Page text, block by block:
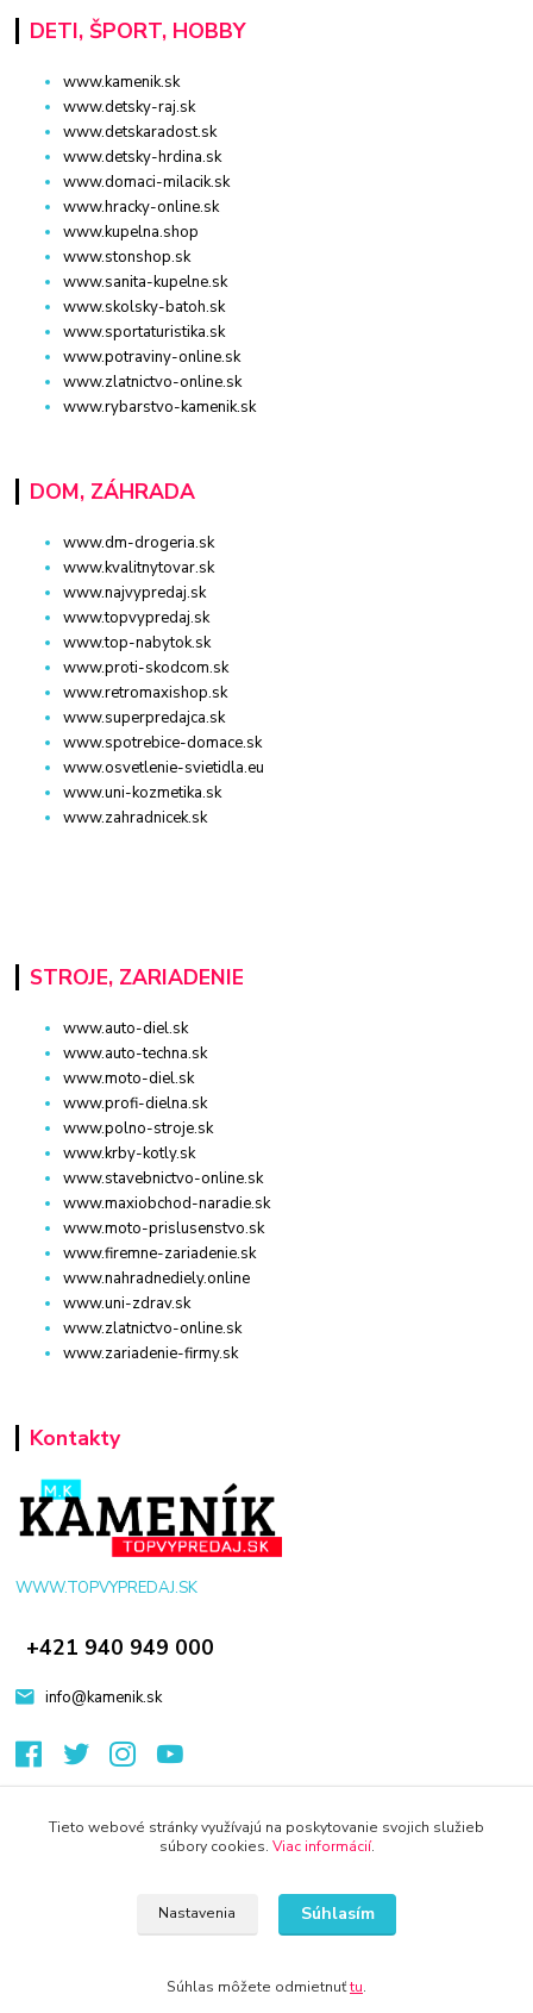
DETI, ŠPORT, HOBBY
www.kamenik.sk
www.detsky-raj.sk
www.detskaradost.sk
www.detsky-hrdina.sk
www.domaci-milacik.sk
www.hracky-online.sk
www.kupelna.shop
www.stonshop.sk
www.sanita-kupelne.sk
www.skolsky-batoh.sk
www.sportaturistika.sk
www.potraviny-online.sk
www.zlatnictvo-online.sk
www.rybarstvo-kamenik.sk
DOM, ZÁHRADA
www.dm-drogeria.sk
www.kvalitnytovar.sk
www.najvypredaj.sk
www.topvypredaj.sk
www.top-nabytok.sk
www.proti-skodcom.sk
www.retromaxishop.sk
www.superpredajca.sk
www.spotrebice-domace.sk
www.osvetlenie-svietidla.eu
www.uni-kozmetika.sk
www.zahradnicek.sk
STROJE, ZARIADENIE
www.auto-diel.sk
www.auto-techna.sk
www.moto-diel.sk
www.profi-dielna.sk
www.polno-stroje.sk
www.krby-kotly.sk
www.stavebnictvo-online.sk
www.maxiobchod-naradie.sk
www.moto-prislusenstvo.sk
www.firemne-zariadenie.sk
www.nahradnediely.online
www.uni-zdrav.sk
www.zlatnictvo-online.sk
www.zariadenie-firmy.sk
Kontakty
WWW.TOPVYPREDAJ.SK
+421 940 949 000
info@kamenik.sk
Eshop-rychlo.sk
Tieto webové stránky využívajú na poskytovanie svojich služieb
súbory cookies. Viac informácií.
Nastavenia Súhlasím
Súhlas môžete odmietnuťtu.